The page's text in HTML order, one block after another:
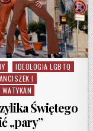
IDEOLOGIA LGBTQ
I
WATYKAN
Świętego
„pary”